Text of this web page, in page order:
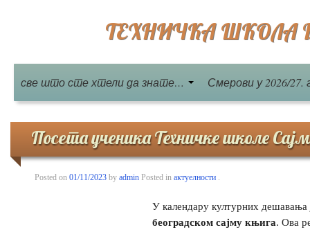
ТЕХНИЧКА ШКОЛА
све што сте хтели да знате… Смерови у 2026/27.
Посета ученика Техничке школе
Posted on 01/11/2023 by admin Posted in актуелности .
У календару културних дешавања
београдском сајму књига. Ова